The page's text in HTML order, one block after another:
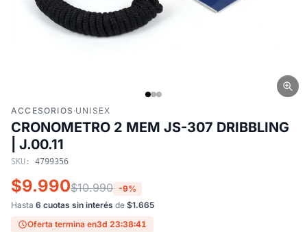
ACCESORIOS ·UNISEX
CRONOMETRO 2 MEM JS-307 DRIBBLING
| J.00.11
SKU: 4799356
$9.990$10.990 -9%
Hasta 6 cuotas sin interés de $1.665
Oferta termina en3d 23:38:40